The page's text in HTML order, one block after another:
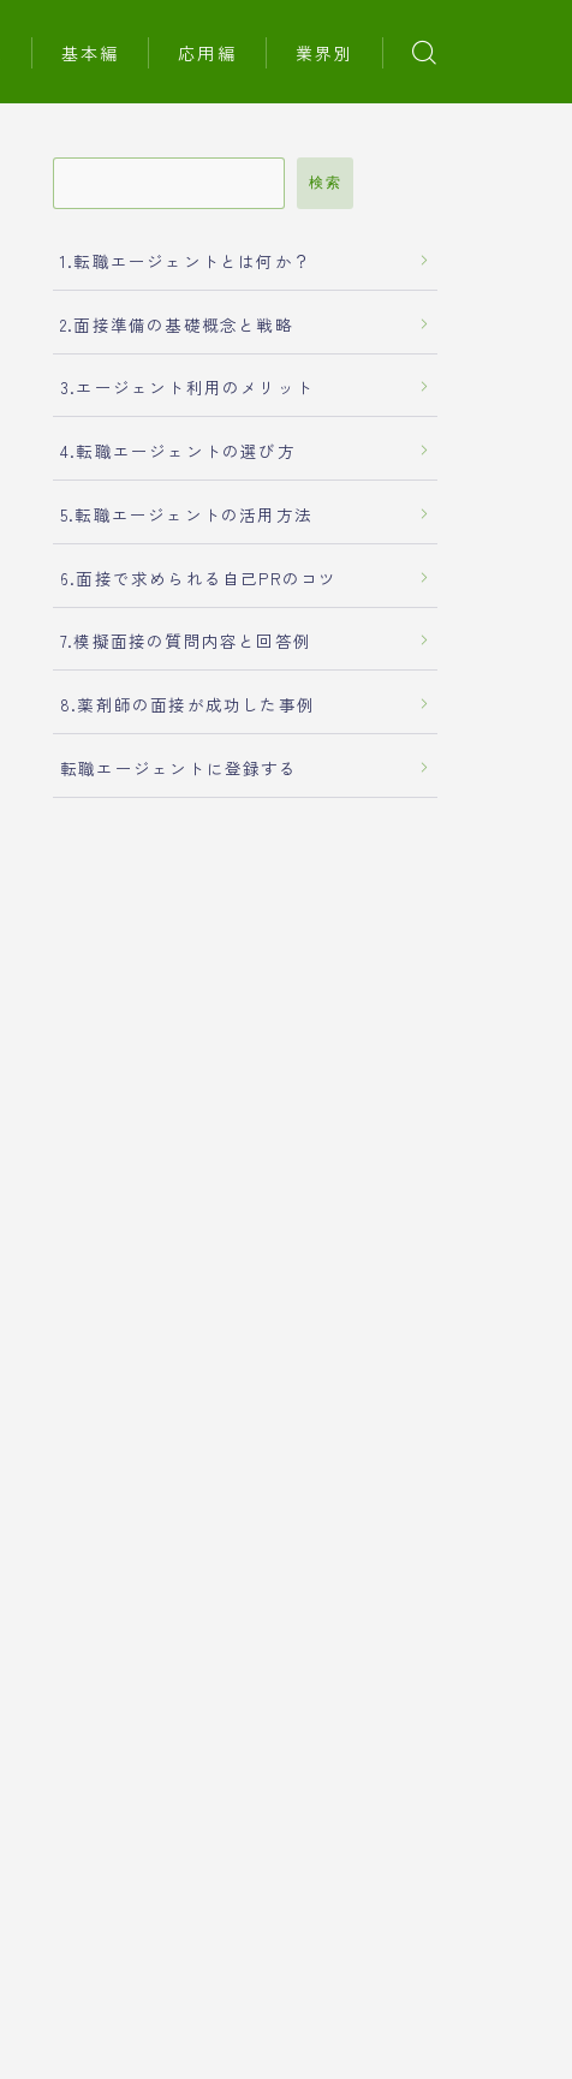
基本編 応用編 業界別
検索
1.転職エージェントとは何か？
2.面接準備の基礎概念と戦略
3.エージェント利用のメリット
4.転職エージェントの選び方
5.転職エージェントの活用方法
6.面接で求められる自己PRのコツ
7.模擬面接の質問内容と回答例
8.薬剤師の面接が成功した事例
転職エージェントに登録する